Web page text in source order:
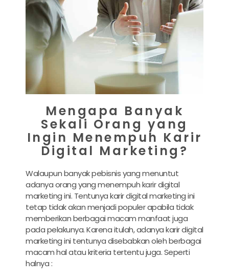
Mengapa Banyak
Sekali Orang yang
Ingin Menempuh Karir
Digital Marketing?
Walaupun banyak pebisnis yang menuntut
adanya orang yang menempuhkarir digital
marketingini. Tentunyakarir digital marketingini
tetap tidak akan menjadi populer apabila tidak
memberikan berbagai macam manfaat juga
pada pelakunya. Karena itulah, adanyakarir digital
marketingini tentunya disebabkan oleh berbagai
macam hal atau kriteria tertentu juga. Seperti
halnya :